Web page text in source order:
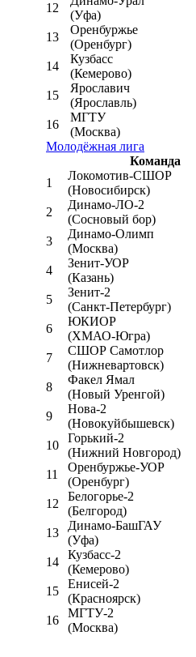
12
(Уфа)
13
Оренбуржье
(Оренбург)
14
Кузбасс
(Кемерово)
15
Ярославич
(Ярославль)
16
МГТУ
(Москва)
Молодёжная лига
Команда
1
Локомотив-CШОР
(Новосибирск)
2
Динамо-ЛО-2
(Сосновый бор)
3
Динамо-Олимп
(Москва)
4
Зенит-УОР
(Казань)
5
Зенит-2
(Санкт-Петербург)
6
ЮКИОР
(ХМАО-Югра)
7
СШОР Самотлор
(Нижневартовск)
8
Факел Ямал
(Новый Уренгой)
9
Нова-2
(Новокуйбышевск)
10
Горький-2
(Нижний Новгород)
11
Оренбуржье-УОР
(Оренбург)
12
Белогорье-2
(Белгород)
13
Динамо-БашГАУ
(Уфа)
14
Кузбасс-2
(Кемерово)
15
Енисей-2
(Красноярск)
16
МГТУ-2
(Москва)